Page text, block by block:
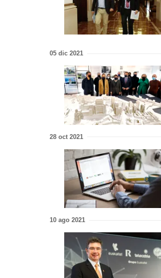
05 dic 2021
28 oct 2021
10 ago 2021